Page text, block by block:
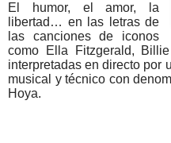
El humor, el amor, la
libertad… en las letras de
las canciones de iconos
como Ella Fitzgerald,
interpretadas en directo por
musical y técnico con
Hoya.